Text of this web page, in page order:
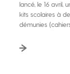
lancé, le 16 avril,
kits scolaires à
démunies